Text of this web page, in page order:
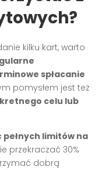
kilku kart, warto
spłacanie
pomysłem jest też
celu lub
limitów na
przekraczać 30%
dobrą